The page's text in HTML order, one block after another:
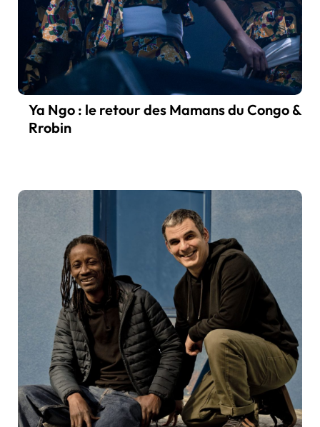
Ya Ngo : le retour des Mamans du Congo &
Rrobin